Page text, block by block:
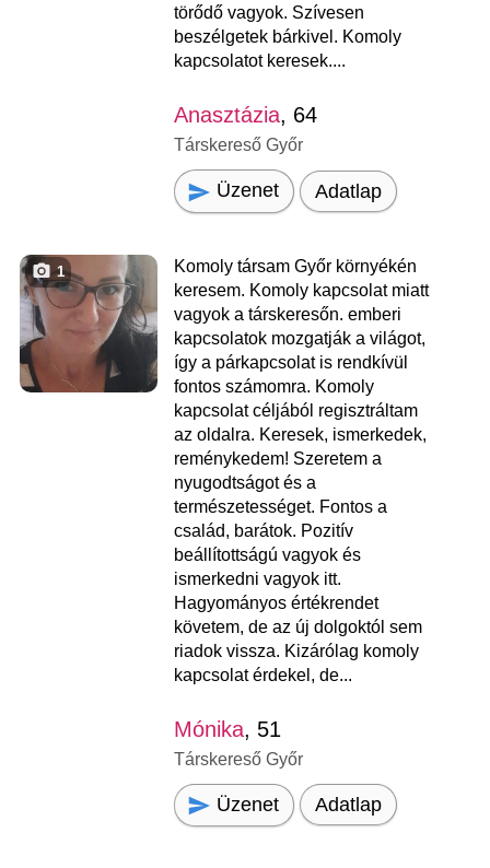
törődő vagyok. Szívesen
beszélgetek bárkivel. Komoly
kapcsolatot keresek....
Anasztázia, 64
Társkereső Győr
Üzenet Adatlap
1
Komoly társam Győr környékén
keresem. Komoly kapcsolat miatt
vagyok a társkeresőn. emberi
kapcsolatok mozgatják a világot,
így a párkapcsolat is rendkívül
fontos számomra. Komoly
kapcsolat céljából regisztráltam
az oldalra. Keresek, ismerkedek,
reménykedem! Szeretem a
nyugodtságot és a
természetességet. Fontos a
család, barátok. Pozitív
beállítottságú vagyok és
ismerkedni vagyok itt.
Hagyományos értékrendet
követem, de az új dolgoktól sem
riadok vissza. Kizárólag komoly
kapcsolat érdekel, de...
Mónika, 51
Társkereső Győr
Üzenet Adatlap